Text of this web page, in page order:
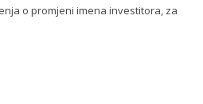
o promjeni imena investitora, za